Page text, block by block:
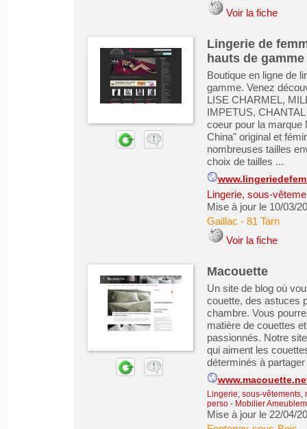
Voir la fiche
Lingerie de
hauts de gamme
Boutique en ligne de
gamme. Venez
LISE CHARMEL,
IMPETUS,
coeur pour la marque
China" original et
nombreuses tailles
choix de tailles ...
Lingerie, sous-
Mise à jour le 10/03/
Gaillac - 81 Tarn
Voir la fiche
Macouette
Un site de blog où
couette, des astuces
chambre. Vous
matière de couettes
passionnés. Notre
qui aiment les
déterminés à
Lingerie, sous-vêtements,
perso- Mobilier
Mise à jour le 22/04/